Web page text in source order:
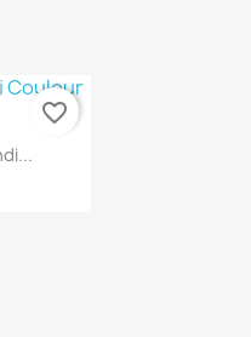
favorite_border